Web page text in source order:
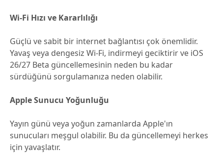
Wi-Fi Hızı ve Kararlılığı
Güçlü ve sabit bir internet bağlantısı çok önemlidir.
Yavaş veya dengesiz Wi-Fi, indirmeyi geciktirir ve iOS
26/27 Beta güncellemesinin neden bu kadar
sürdüğünü sorgulamanıza neden olabilir.
Apple Sunucu Yoğunluğu
Yayın günü veya yoğun zamanlarda Apple'ın
sunucuları meşgul olabilir. Bu da güncellemeyi herkes
için yavaşlatır.